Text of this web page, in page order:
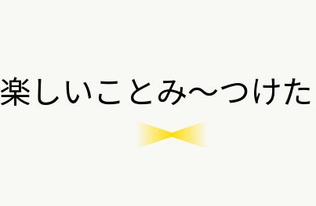
楽しいことみ～つけた